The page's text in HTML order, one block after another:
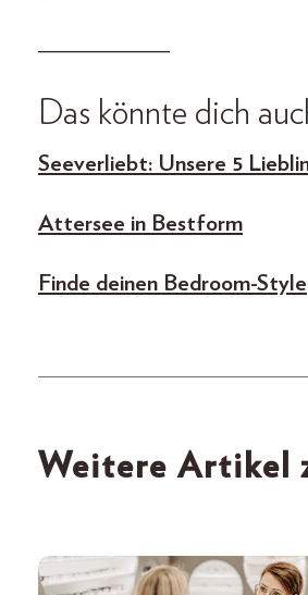
___________
Das könnte dich
Seeverliebt: Unsere 5
Attersee in Bestform
Finde deinen Bedroom-Style
Weitere Artikel